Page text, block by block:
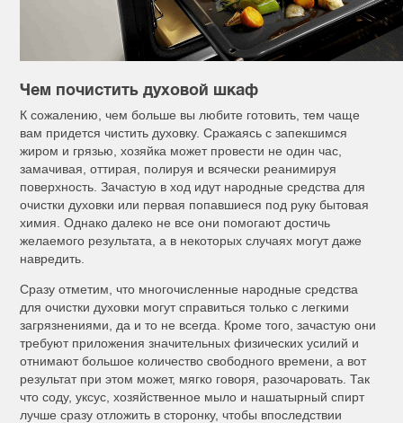
Чем почистить духовой шкаф
К сожалению, чем больше вы любите готовить, тем чаще
вам придется чистить духовку. Сражаясь с запекшимся
жиром и грязью, хозяйка может провести не один час,
замачивая, оттирая, полируя и всячески реанимируя
поверхность. Зачастую в ход идут народные средства для
очистки духовки или первая попавшиеся под руку бытовая
химия. Однако далеко не все они помогают достичь
желаемого результата, а в некоторых случаях могут даже
навредить.
Сразу отметим, что многочисленные народные средства
для очистки духовки могут справиться только с легкими
загрязнениями, да и то не всегда. Кроме того, зачастую они
требуют приложения значительных физических усилий и
отнимают большое количество свободного времени, а вот
результат при этом может, мягко говоря, разочаровать. Так
что соду, уксус, хозяйственное мыло и нашатырный спирт
лучше сразу отложить в сторонку, чтобы впоследствии